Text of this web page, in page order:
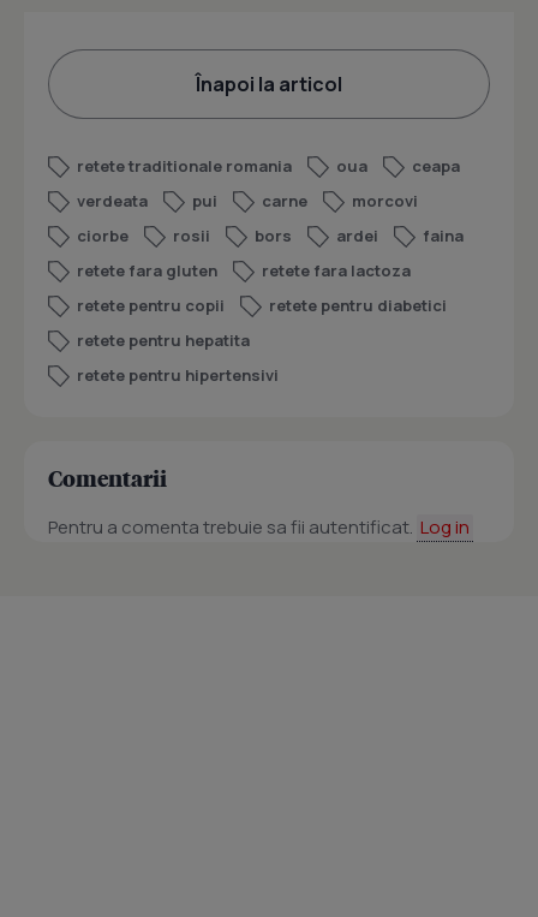
Înapoi la articol
retete traditionale romania oua
ceapa
verdeata
pui carne
morcovi
ciorbe
rosii bors ardei
faina
retete fara gluten
retete fara lactoza
retete pentru copii
retete pentru diabetici
retete pentru hepatita
retete pentru hipertensivi
Comentarii
Pentru a comenta trebuie sa fii autentificat. Log in